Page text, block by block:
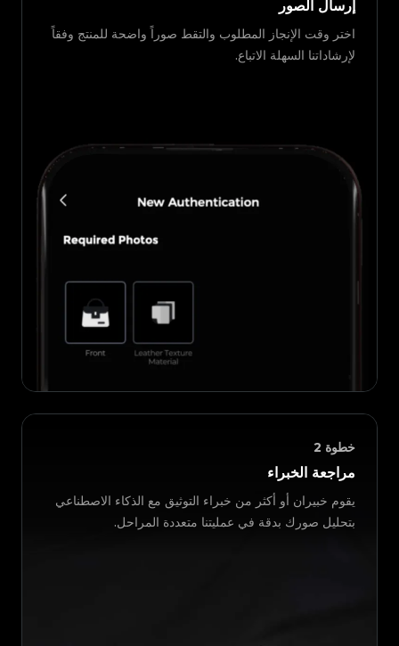
إرسال الصور
اختر وقت الإنجاز المطلوب والتقط صوراً واضحة للمنتج وفقاً
لإرشاداتنا السهلة الاتباع.
خطوة 2
مراجعة الخبراء
يقوم خبيران أو أكثر من خبراء التوثيق مع الذكاء الاصطناعي
بتحليل صورك بدقة في عمليتنا متعددة المراحل.